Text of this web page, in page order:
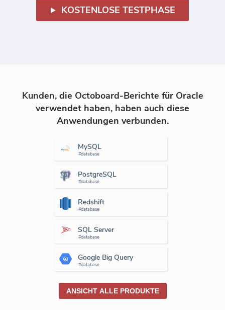
KOSTENLOSE TESTPHASE
Kunden, die Octoboard-Berichte für Oracle
verwendet haben, haben auch diese
Anwendungen verbunden.
MySQL
#database
PostgreSQL
#database
Redshift
#database
SQL Server
#database
Google Big Query
#database
ANSICHT ALLE PRODUKTE